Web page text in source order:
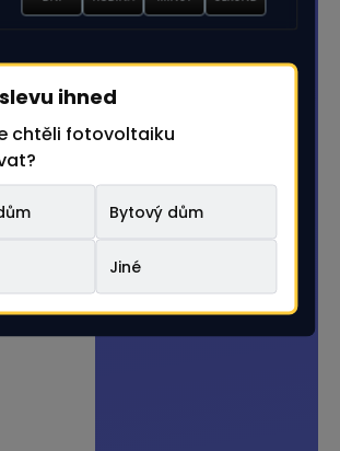
ihned
chtěli fotovoltaiku
Bytový dům
Jiné
1-2 3-4
5+ Nelze určit
Výběrem řešení automaticky
pokračujete na další krok